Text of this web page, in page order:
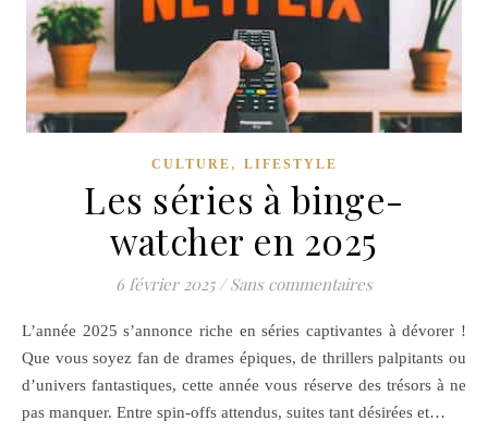
CULTURE , LIFESTYLE
Les séries à binge-
watcher en 2025
6 février 2025 / Sans commentaires
L’année 2025 s’annonce riche en séries captivantes à dévorer !
Que vous soyez fan de drames épiques, de thrillers palpitants ou
d’univers fantastiques, cette année vous réserve des trésors à ne
pas manquer. Entre spin-offs attendus, suites tant désirées et…